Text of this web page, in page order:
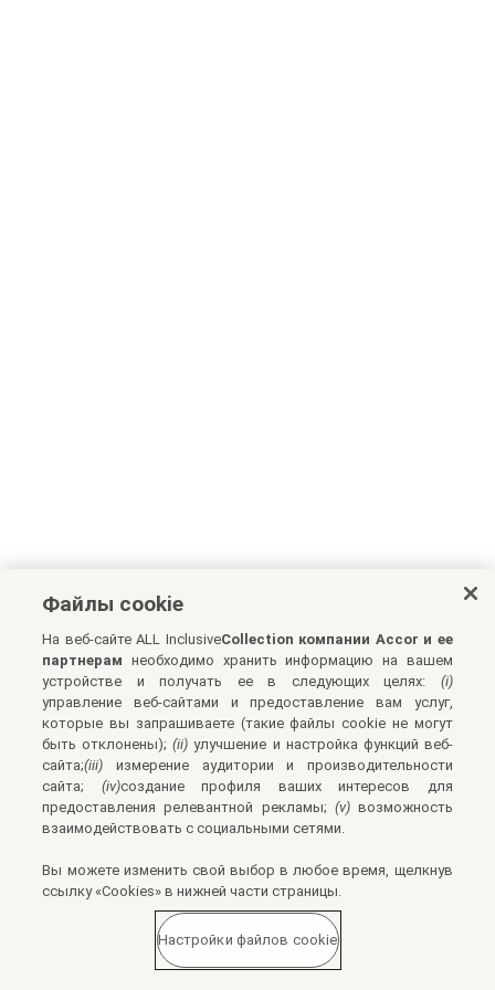
Файлы cookie
На веб-сайте ALL InclusiveCollection компании Accor и ее
партнерам необходимо хранить информацию на вашем
устройстве и получать ее в следующих целях: (i)
управление веб-сайтами и предоставление вам услуг,
которые вы запрашиваете (такие файлы cookie не могут
быть отклонены);(ii) улучшение и настройка функций веб-
сайта;(iii) измерение аудитории и производительности
сайта; (iv)создание профиля ваших интересов для
предоставления релевантной рекламы; (v)возможность
взаимодействовать с социальными сетями.
Вы можете изменить свой выбор в любое время, щелкнув
ссылку «Cookies» в нижней части страницы.
Настройки файлов cookie